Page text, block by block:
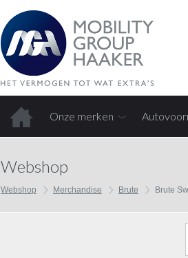
Onze merken
Webshop
Webshop Merchandise Brute Brute